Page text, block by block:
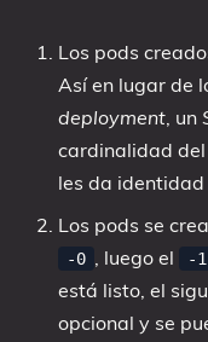
Los pods
Así en lugar de
deployment, un
cardinalidad
les da identidad
Los pods se
-0 , luego el -1
está listo, el
opcional y se